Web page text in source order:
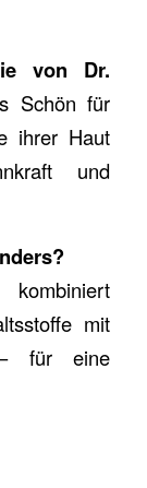
von Dr.
Schön für
ihrer Haut
und
mit
– für eine